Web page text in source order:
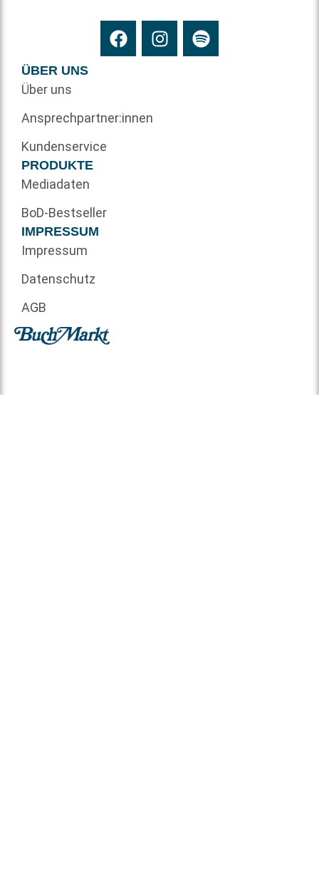
ÜBER UNS
Über uns
Ansprechpartner:innen
Kundenservice
PRODUKTE
Mediadaten
BoD-Bestseller
IMPRESSUM
Impressum
Datenschutz
AGB